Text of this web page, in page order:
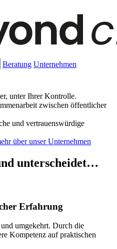
Beratung Unternehmen
unter Ihrer Kontrolle.
zwischen öffentlicher
und vertrauenswürdige
über unser Unternehmen
unterscheidet…
Erfahrung
umgekehrt. Durch die
Kompetenz auf praktischen